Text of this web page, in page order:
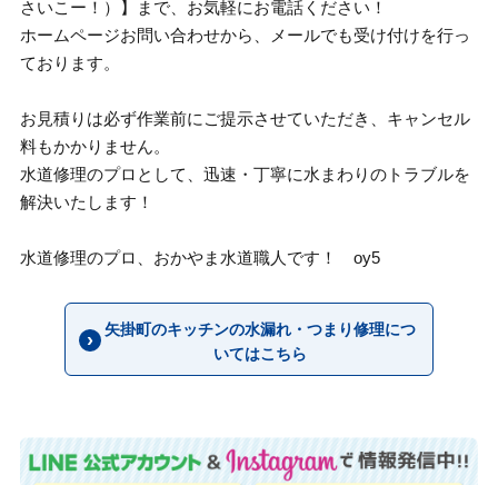
さいこー！）】まで、お気軽にお電話ください！
ホームページお問い合わせから、メールでも受け付けを行っ
ております。
お見積りは必ず作業前にご提示させていただき、キャンセル
料もかかりません。
水道修理のプロとして、迅速・丁寧に水まわりのトラブルを
解決いたします！
水道修理のプロ、おかやま水道職人です！ oy5
矢掛町のキッチンの水漏れ・つまり修理につ
いてはこちら